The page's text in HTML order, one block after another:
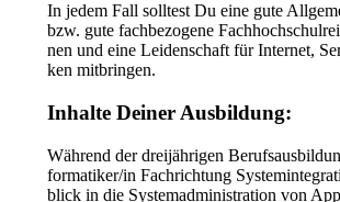
In jedem Fall soll­test Du eine gute
bzw. gute fach­be­zo­gene
nen und eine Lei­den­schaft für Inter­net,
ken mit­brin­gen.
Inhalte Deiner Aus­bil­dung:
Wäh­rend der drei­jäh­ri­gen
for­ma­ti­ker/in Fach­rich­tung
blick in die Sys­tem­ad­mi­nis­tra­tion von